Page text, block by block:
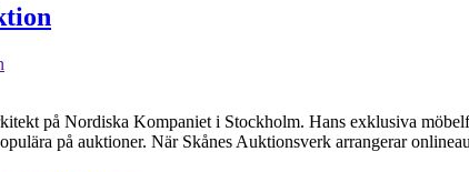
på Nordiska Kompaniet i Stockholm. Hans exklusiva
på auktioner. När Skånes Auktionsverk arrangerar